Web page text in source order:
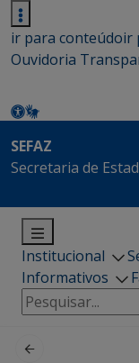
ir para conteúdoir
Ouvidoria
SEFAZ
Secretaria de
Institucional
Informativos
Pesquisar
por: